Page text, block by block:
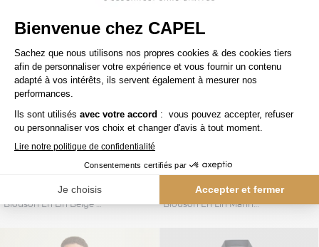
Blouson En Lin Beige Capel Grande Taille
Blouson En Lin Marine Capel Grande Taille
390,00 €